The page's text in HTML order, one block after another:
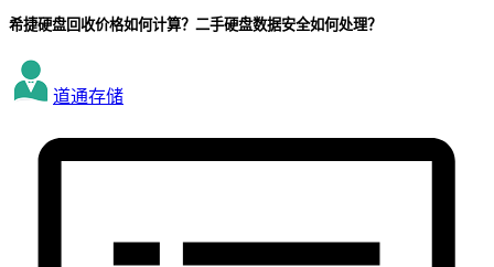
希捷硬盘回收价格如何计算？二手硬盘数据安全如何处理？
道通存储